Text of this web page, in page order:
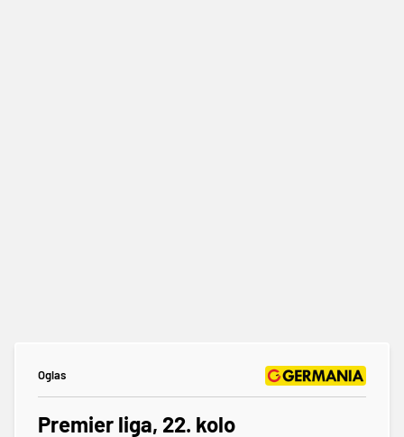
Oglas
Premier liga, 22. kolo